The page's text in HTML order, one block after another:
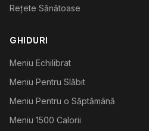
Rețete Sănătoase
GHIDURI
Meniu Echilibrat
Meniu Pentru Slăbit
Meniu Pentru o Săptămână
Meniu 1500 Calorii